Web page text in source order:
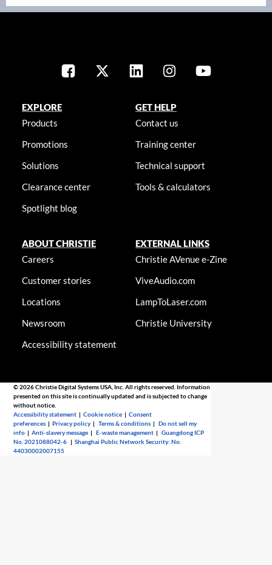
EXPLORE
Products
Promotions
Solutions
Clearance center
Spotlight blog
GET HELP
Contact us
Training center
Technical support
Tools & calculators
ABOUT CHRISTIE
Careers
Customer stories
Locations
Newsroom
Accessibility statement
EXTERNAL LINKS
Christie AVenue e-Zine
ViveAudio.com
LampToLaser.com
Christie University
© 2026 Christie Digital Systems USA, Inc. All rights reserved. Information
presented on this site is continually updated and is subjected to change
without notice.
Accessibility statement |Cookie notice |Consent
preferences |Privacy policy |Terms & conditions |Do not sell my
info |Anti-slavery message |E-waste management |Guangdong ICP
No. 2021088042-6 |Shanghai Public Network Security: No.
44030002007155